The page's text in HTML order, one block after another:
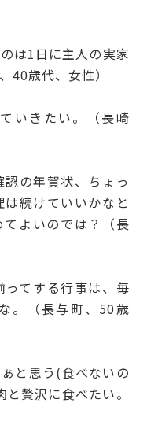
は1日に主人の実家
40歳代、女性）
いきたい。（長崎
の年賀状、ちょっ
続けていいかなと
よいのでは？（長
てする行事は、毎
。（長与町、50歳
と思う(食べないの
贅沢に食べたい。